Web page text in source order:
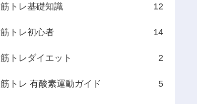
筋トレ基礎知識 12
筋トレ初心者 14
筋トレダイエット 2
筋トレ 有酸素運動ガイド 5